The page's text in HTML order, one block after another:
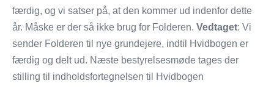
færdig, og vi satser på, at den kommer ud indenfor dette
år. Måske er der så ikke brug for Folderen. Vedtaget: Vi
sender Folderen til nye grundejere, indtil Hvidbogen er
færdig og delt ud. Næste bestyrelsesmøde tages der
stilling til indholdsfortegnelsen til Hvidbogen